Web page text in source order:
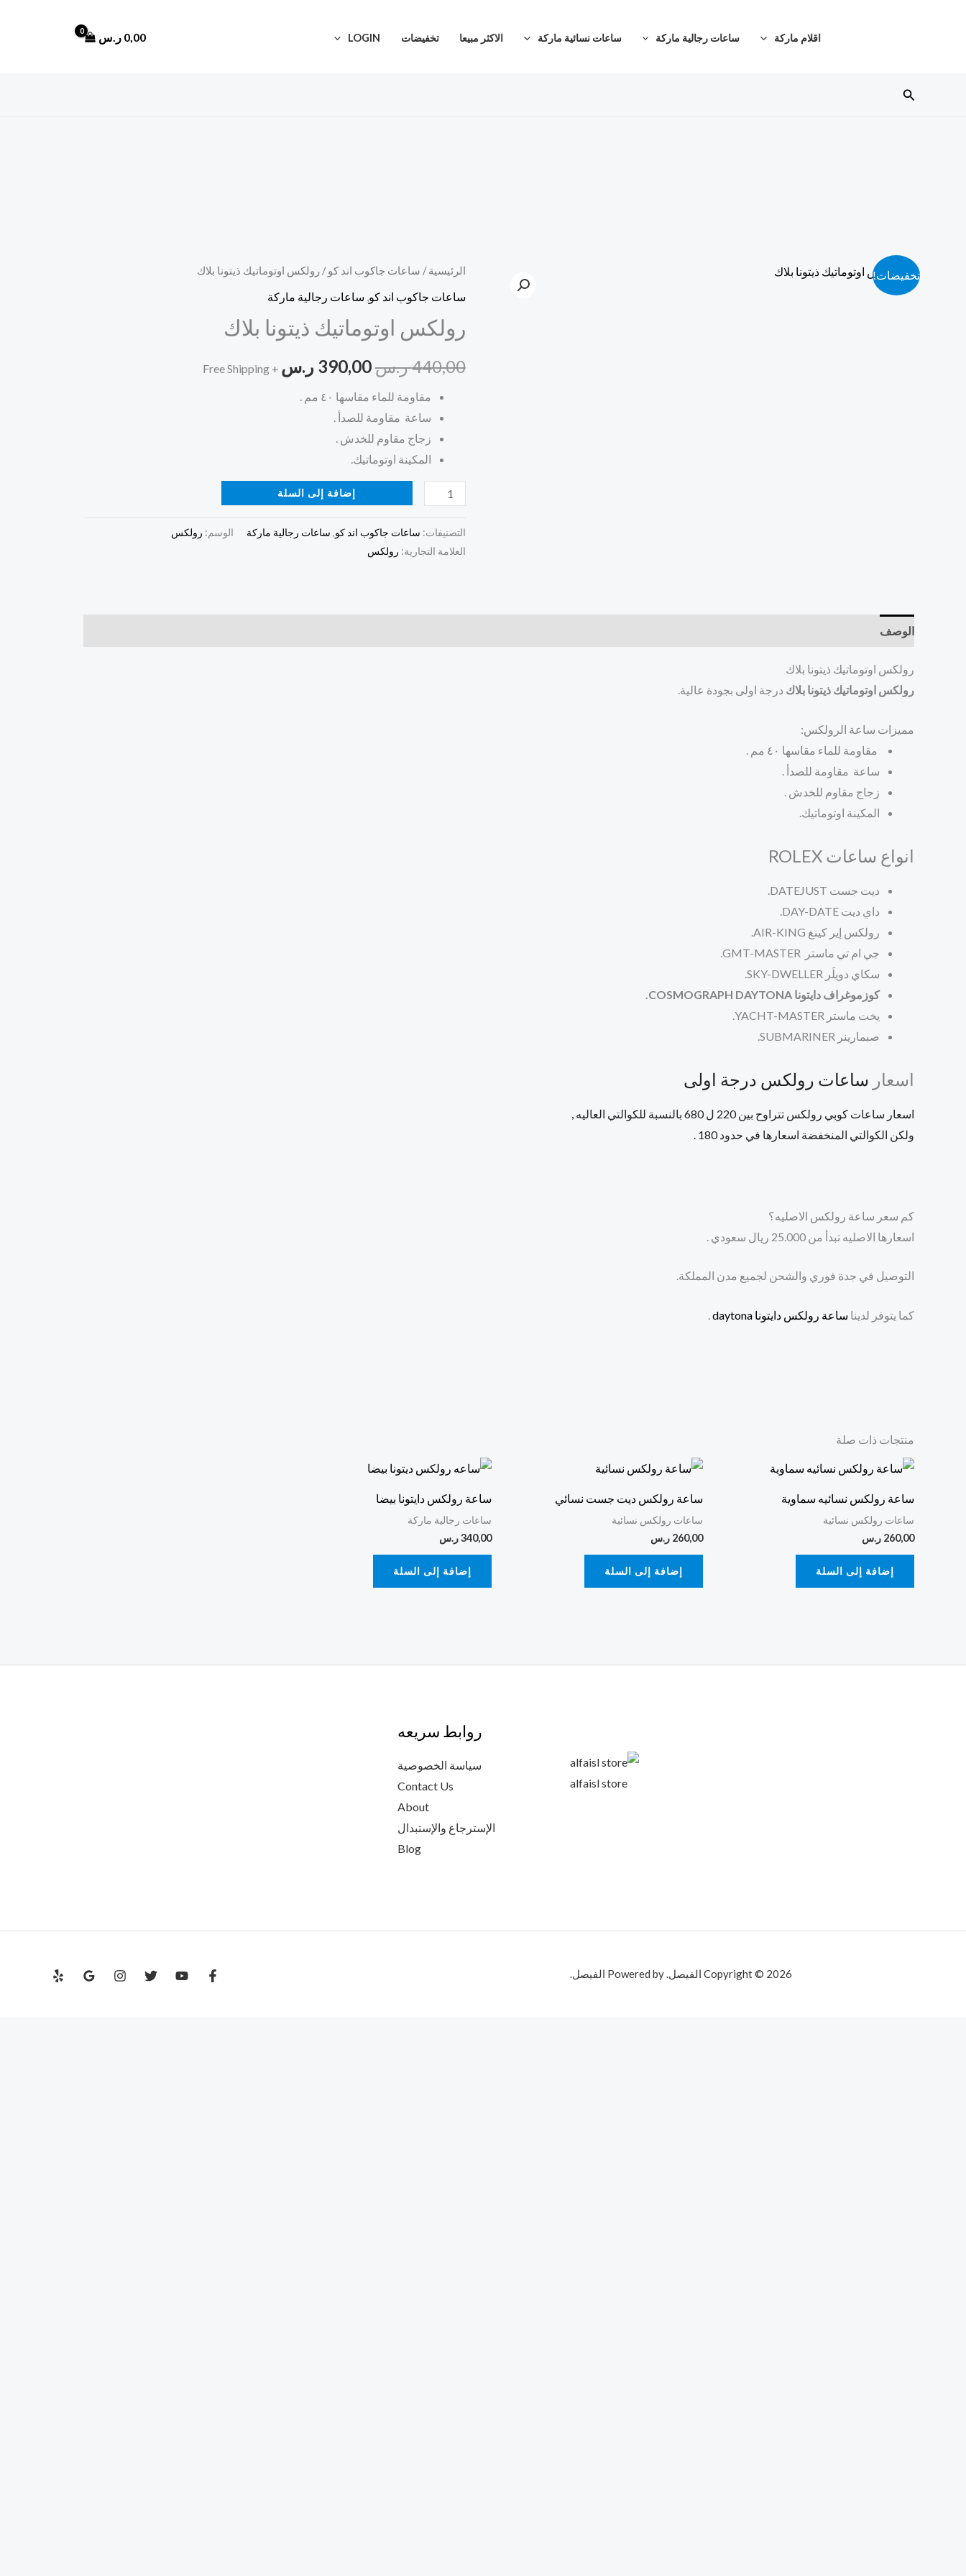
اقلام ماركة ساعات رجالية ماركة ساعات نسائية ماركة الاكثر مبيعا تخفيضات LOGIN
0,00 ر.س
البحث
تخفيضات! الرئيسية/ ساعات جاكوب اند كو/ رولكس اوتوماتيك ذيتونا بلاك
ساعات جاكوب اند كو ساعات رجالية ماركة
رولكس اوتوماتيك ذيتونا بلاك
440,00ر.س
السعر
الأصلي
هو:
440,00 ر.س.
390,00 ر.س
السعر
الحالي
هو:
390,00 ر.س.
+ Free Shipping
مقاومة للماء مقاسها ٤٠ مم .
ساعة مقاومة للصدأ .
زجاج مقاوم للخدش .
المكينة اوتوماتيك.
كمية
رولكس
ذيتونا
إضافة إلى السلة
التصنيفات: ساعات جاكوب اند كو, ساعات رجالية ماركة الوسم: رولكس
العلامة التجارية: رولكس
الوصف
رولكس اوتوماتيك ذيتونا بلاك
رولكس اوتوماتيك ذيتونا بلاك درجة اولى بجودة عالية.
مميزات ساعة الرولكس:
مقاومة للماء مقاسها ٤٠ مم .
ساعة مقاومة للصدأ .
زجاج مقاوم للخدش .
المكينة اوتوماتيك.
انواع ساعات ROLEX
ديت جست DATEJUST.
داي ديت DAY-DATE.
رولكس إير كينغ AIR-KING.
جي ام تي ماستر GMT-MASTER.
سكاي دويلَر SKY-DWELLER.
كوزموغراف دايتونا COSMOGRAPH DAYTONA.
يخت ماستر YACHT-MASTER.
صبمارينر SUBMARINER.
اسعار ساعات رولكس درجة اولى
اسعار ساعات كوبي رولكس تتراوح بين 220 ل 680 بالنسبة للكوالتي العاليه ,
ولكن الكوالتي المنخفضة اسعارها في حدود 180 .
كم سعر ساعة رولكس الاصليه؟
اسعارها الاصليه تبدأ من 25.000 ريال سعودي .
التوصيل في جدة فوري والشحن لجميع مدن المملكة.
كما يتوفر لدينا ساعة رولكس دايتونا daytona .
منتجات ذات صلة
ساعة رولكس نسائيه سماوية
ساعات رولكس نسائية
260,00 ر.س
إضافة إلى السلة
ساعة رولكس ديت جست نسائي
ساعات رولكس نسائية
260,00 ر.س
إضافة إلى السلة
ساعة رولكس دايتونا بيضا
ساعات رجالية ماركة
340,00ر.س
إضافة إلى السلة
alfaisl store
روابط سريعه
سياسة الخصوصية
Contact Us
About
الإسترجاع والإستبدال
Blog
Copyright © 2026 الفيصل. Powered by الفيصل.